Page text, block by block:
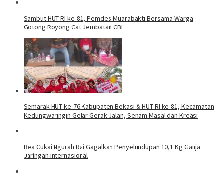
Sambut HUT RI ke-81, Pemdes Muarabakti Bersama Warga
Gotong Royong Cat Jembatan CBL
Semarak HUT ke-76 Kabupaten Bekasi & HUT RI ke-81, Kecamatan
Kedungwaringin Gelar Gerak Jalan, Senam Masal dan Kreasi
Bea Cukai Ngurah Rai Gagalkan Penyelundupan 10,1 Kg Ganja
Jaringan Internasional